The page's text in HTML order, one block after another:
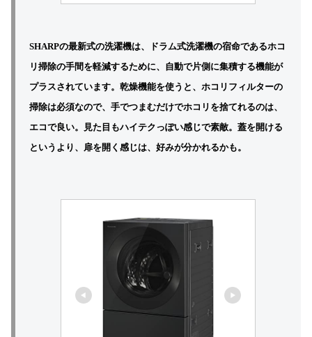
SHARPの最新式の洗濯機は、ドラム式洗濯機の宿命であるホコ
リ掃除の手間を軽減するために、自動で片側に集積する機能が
プラスされています。乾燥機能を使うと、ホコリフィルターの
掃除は必須なので、手でつまむだけでホコリを捨てれるのは、
エコで良い。見た目もハイテクっぽい感じで素敵。 蓋を開ける
というより、扉を開く感じは、好みが分かれるかも。